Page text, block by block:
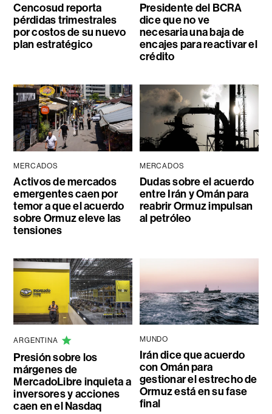
Cencosud reporta
pérdidas trimestrales
por costos de su nuevo
plan estratégico
Presidente del BCRA
dice que no ve
necesaria una baja de
encajes para reactivar el
crédito
MERCADOS
Activos de mercados
emergentes caen por
temor a que el acuerdo
sobre Ormuz eleve las
tensiones
MERCADOS
Dudas sobre el acuerdo
entre Irán y Omán para
reabrir Ormuz impulsan
al petróleo
ARGENTINA
Presión sobre los
márgenes de
MercadoLibre inquieta a
inversores y acciones
caen en el Nasdaq
MUNDO
Irán dice que acuerdo
con Omán para
gestionar el estrecho de
Ormuz está en su fase
final